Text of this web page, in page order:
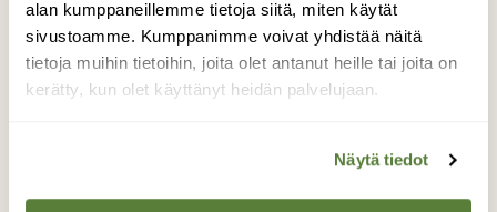
alan kumppaneillemme tietoja siitä, miten käytät
sivustoamme. Kumppanimme voivat yhdistää näitä
tietoja muihin tietoihin, joita olet antanut heille tai joita on
kerätty, kun olet käyttänyt heidän palvelujaan.
Näytä tiedot